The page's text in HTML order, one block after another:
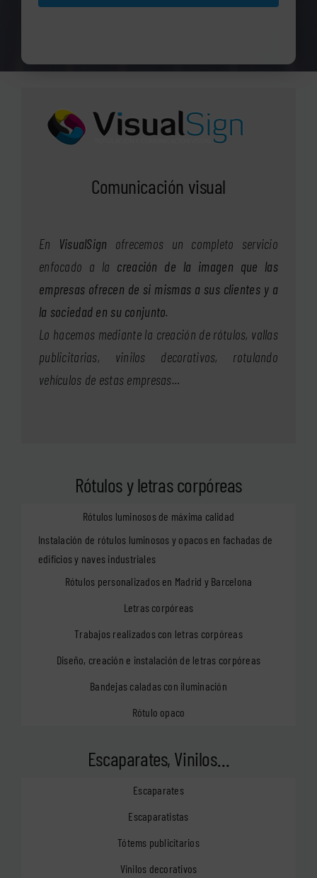
Comunicación visual
En VisualSign ofrecemos un completo servicio
enfocado a la creación de la imagen que las
empresas ofrecen de si mismas a sus clientes y a
la sociedad en su conjunto.
Lo hacemos mediante la creación de rótulos, vallas
publicitarias, vinilos decorativos, rotulando
vehículos de estas empresas…
Rótulos y letras corpóreas
Rótulos luminosos de máxima calidad
Instalación de rótulos luminosos y opacos en fachadas de
edificios y naves industriales
Rótulos personalizados en Madrid y Barcelona
Letras corpóreas
Trabajos realizados con letras corpóreas
Diseño, creación e instalación de letras corpóreas
Bandejas caladas con iluminación
Rótulo opaco
Escaparates, Vinilos…
Escaparates
Escaparatistas
Tótems publicitarios
Vinilos decorativos